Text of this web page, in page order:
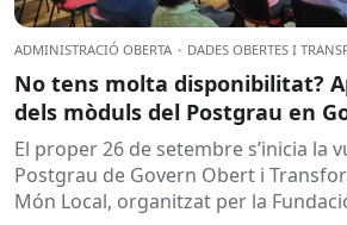
ADMINISTRACIÓ OBERTA · DADES OBERTES I
No tens molta disponibilitat?
dels mòduls del Postgrau en
Transformació Digital
El proper 26 de setembre s’inicia la
Postgrau de Govern Obert i
Món Local, organitzat per la